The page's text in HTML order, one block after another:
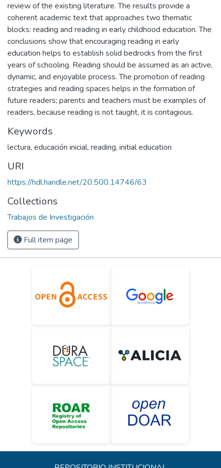
review of the existing literature. The results provide a
coherent academic text that approaches two thematic
blocks: reading and reading in early childhood education. The
conclusions show that encouraging reading in early
education helps to establish solid bedrocks from the first
years of schooling. Reading should be assumed as an active,
dynamic, and enjoyable process. The promotion of reading
strategies and reading spaces helps in the formation of
future readers; parents and teachers must be examples of
readers, because reading is not taught, it is contagious.
Keywords
lectura, educación inicial, reading, initial education
URI
https://hdl.handle.net/20.500.14746/63
Collections
Trabajos de Investigación
Full item page